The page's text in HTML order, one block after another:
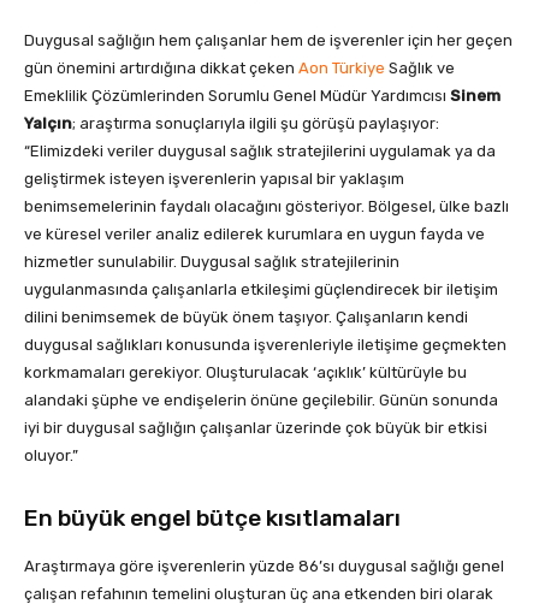
Duygusal sağlığın hem çalışanlar hem de işverenler için her geçen
gün önemini artırdığına dikkat çeken Aon Türkiye Sağlık ve
Emeklilik Çözümlerinden Sorumlu Genel Müdür Yardımcısı Sinem
Yalçın; araştırma sonuçlarıyla ilgili şu görüşü paylaşıyor:
“Elimizdeki veriler duygusal sağlık stratejilerini uygulamak ya da
geliştirmek isteyen işverenlerin yapısal bir yaklaşım
benimsemelerinin faydalı olacağını gösteriyor. Bölgesel, ülke bazlı
ve küresel veriler analiz edilerek kurumlara en uygun fayda ve
hizmetler sunulabilir. Duygusal sağlık stratejilerinin
uygulanmasında çalışanlarla etkileşimi güçlendirecek bir iletişim
dilini benimsemek de büyük önem taşıyor. Çalışanların kendi
duygusal sağlıkları konusunda işverenleriyle iletişime geçmekten
korkmamaları gerekiyor. Oluşturulacak ‘açıklık’ kültürüyle bu
alandaki şüphe ve endişelerin önüne geçilebilir. Günün sonunda
iyi bir duygusal sağlığın çalışanlar üzerinde çok büyük bir etkisi
oluyor.”
En büyük engel bütçe kısıtlamaları
Araştırmaya göre işverenlerin yüzde 86’sı duygusal sağlığı genel
çalışan refahının temelini oluşturan üç ana etkenden biri olarak